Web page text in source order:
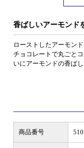
香ばしいアーモンド
ローストしたアーモン
チョコレートで丸ごと
いにアーモンドの香ば
商品番号 510